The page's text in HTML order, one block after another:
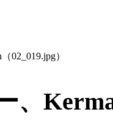
02_019.jpg）
、